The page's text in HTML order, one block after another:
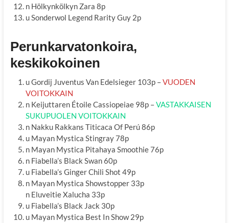
n Hölkynkölkyn Zara 8p
u Sonderwol Legend Rarity Guy 2p
Perunkarvatonkoira,
keskikokoinen
u Gordij Juventus Van Edelsieger 103p –VUODEN
VOITOKKAIN
n Keijuttaren Étoile Cassiopeiae 98p –VASTAKKAISEN
SUKUPUOLEN VOITOKKAIN
n Nakku Rakkans Titicaca Of Perú 86p
u Mayan Mystica Stingray 78p
n Mayan Mystica Pitahaya Smoothie 76p
n Fiabella’s Black Swan 60p
u Fiabella’s Ginger Chili Shot 49p
n Mayan Mystica Showstopper 33p
n Eluveitie Xalucha 33p
u Fiabella’s Black Jack 30p
u Mayan Mystica Best In Show 29p